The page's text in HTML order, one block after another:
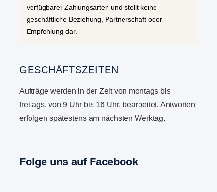
verfügbarer Zahlungsarten und stellt keine
geschäftliche Beziehung, Partnerschaft oder
Empfehlung dar.
GESCHÄFTSZEITEN
Aufträge werden in der Zeit von montags bis
freitags, von 9 Uhr bis 16 Uhr, bearbeitet. Antworten
erfolgen spätestens am nächsten Werktag.
Folge uns auf Facebook